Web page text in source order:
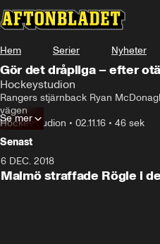
Hem Serier Nyheter
Gör det dråpliga – efter
Hockeystudion
Rangers stjärnback Ryan
vägen
Hockeystudion • 02.11.16 • 46 sek
Se mer
Senast
6 DEC. 2018
Malmö straffade Rögle i